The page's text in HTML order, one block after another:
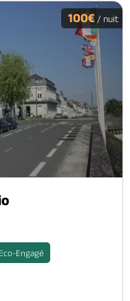
100€ / nuit
Eco-Engagé